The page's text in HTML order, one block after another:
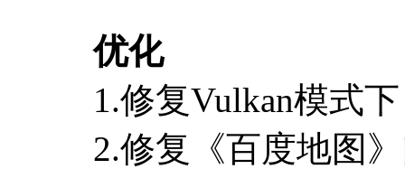
优化
1.修复Vulkan模式
2.修复《百度地图